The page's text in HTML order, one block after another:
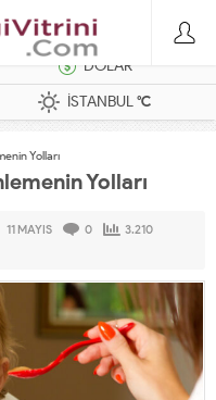
DOLAR
İSTANBUL°C
Yolları
Yolları
11 MAYIS 0
3.210